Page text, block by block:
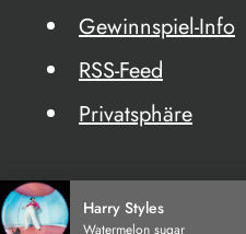
Gewinnspiel-Info
RSS-Feed
Privatsphäre
Harry Styles
Watermelon sugar